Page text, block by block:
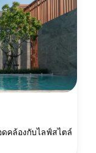
คล้องกับไลฟ์สไตล์